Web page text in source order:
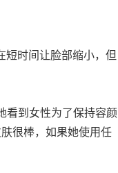
时间让脸部缩小，但
看到女性为了保持容颜
很棒，如果她使用任